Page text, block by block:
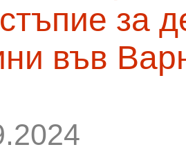
за
във